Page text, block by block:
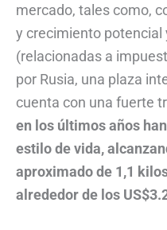
mercado, tales como,
y crecimiento potencial
(relacionadas a
por Rusia, una plaza
cuenta con una fuerte
en los últimos años
estilo de vida,
aproximado de 1,1
alrededor de los